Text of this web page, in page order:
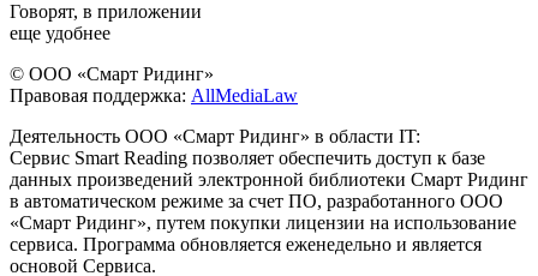
Говорят, в приложении
еще удобнее
© ООО «Смарт Ридинг»
Правовая поддержка: AllMediaLaw
Деятельность ООО «Смарт Ридинг» в области IT:
Сервис Smart Reading позволяет обеспечить доступ к базе
данных произведений электронной библиотеки Смарт Ридинг
в автоматическом режиме за счет ПО, разработанного ООО
«Смарт Ридинг», путем покупки лицензии на использование
сервиса. Программа обновляется еженедельно и является
основой Сервиса.